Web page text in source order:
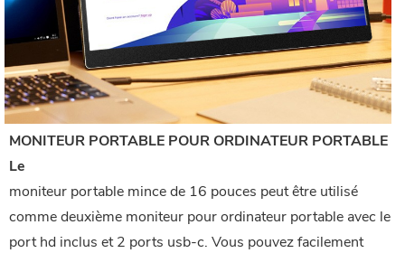
MONITEUR PORTABLE POUR ORDINATEUR PORTABLE
Le
moniteur portable mince de 16 pouces peut être utilisé
comme deuxième moniteur pour ordinateur portable avec le
port hd inclus et 2 ports usb-c. Vous pouvez facilement